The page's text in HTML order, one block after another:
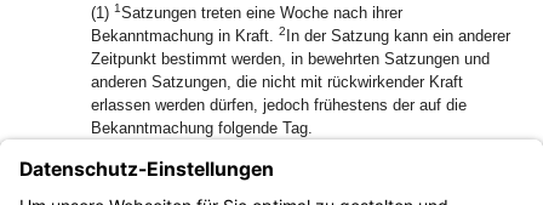
(1) 1Satzungen treten eine Woche nach ihrer
Bekanntmachung in Kraft. 2 In der Satzung kann ein anderer
Zeitpunkt bestimmt werden, in bewehrten Satzungen und
anderen Satzungen, die nicht mit rückwirkender Kraft
erlassen werden dürfen, jedoch frühestens der auf die
Bekanntmachung folgende Tag.
(2) Satzungen sind auszufertigen und im Amtsblatt des
Landkreises oder des Landratsamts, sonst im Amtsblatt der